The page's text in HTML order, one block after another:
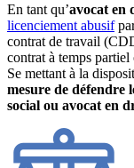
En tant qu’avocat en
licenciement abusif
contrat de travail
contrat à temps
Se mettant à la
mesure de défendre
social ou avocat en